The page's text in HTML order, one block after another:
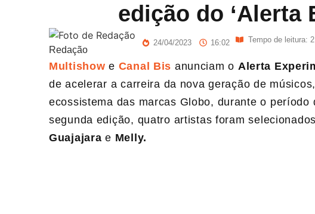
edição do ‘Alerta
Redação
24/04/2023 16:02 Tempo de leitura:
Multishow e Canal Bis anunciam o Alerta
de acelerar a carreira da nova geração de
ecossistema das marcas Globo, durante o
segunda edição, quatro artistas foram
Guajajarae Melly.